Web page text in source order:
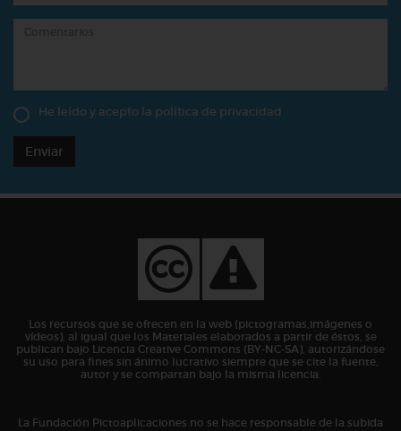
He leído y acepto la política de privacidad
Enviar
Los recursos que se ofrecen en la web (pictogramas,imágenes o
vídeos), al igual que los Materiales elaborados a partir de éstos, se
publican bajo Licencia Creative Commons (BY-NC-SA), autorizándose
su uso para fines sin ánimo lucrativo siempre que se cite la fuente,
autor y se compartan bajo la misma licencia.
La Fundación Pictoaplicaciones no se hace responsable de la subida